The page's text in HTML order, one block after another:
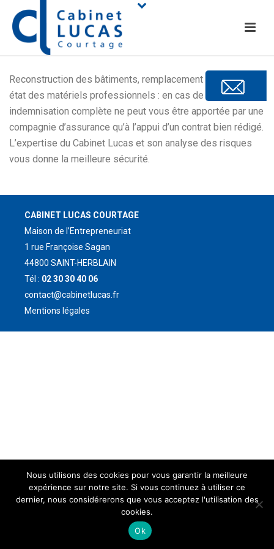
Reconstruction des bâtiments, remplacement ou remise en
état des matériels professionnels : en cas de sinistre, une
indemnisation complète ne peut vous être apportée par une
compagnie d’assurance qu’à l’appui d’un contrat bien rédigé.
L’expertise du Cabinet Lucas et son analyse des risques
vous donne la meilleure sécurité.
CABINET LUCAS COURTAGE
Maison de l’Entrepreneuriat
1 rue Françoise Sagan
44800 SAINT-HERBLAIN
Tél : 02 30 30 40 06
contact@cabinetlucas.fr
Mentions légales
Nous utilisons des cookies pour vous garantir la meilleure
expérience sur notre site. Si vous continuez à utiliser ce
dernier, nous considérerons que vous acceptez l'utilisation des
cookies.
Ok